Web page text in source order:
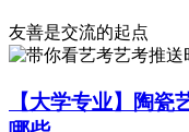
友善是交流的起点
艺考推送
【大学专业】陶